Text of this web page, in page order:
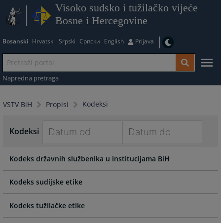
Visoko sudsko i tužilačko vijeće
Bosne i Hercegovine
Bosanski Hrvatski Srpski Српски English Prijava
Napredna pretraga
VSTV BiH Propisi Kodeksi
Kodeksi
forward
to
interact
with
the
forward
to
with
Kodeks državnih službenika u institucijama BiH
Kodeks sudijske etike
Kodeks tužilačke etike